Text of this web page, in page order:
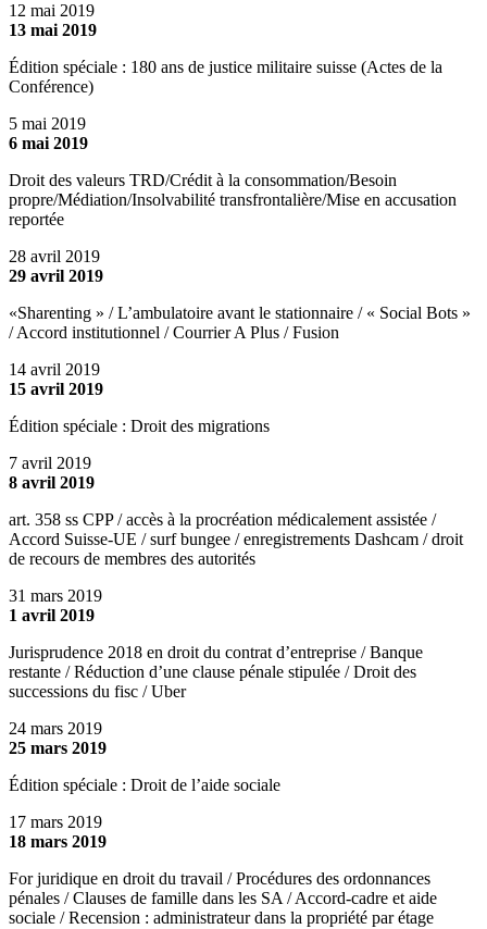
12 mai 2019
13 mai 2019
Édition spéciale : 180 ans de justice militaire suisse (Actes de la
Conférence)
5 mai 2019
6 mai 2019
Droit des valeurs TRD/Crédit à la consommation/Besoin
propre/Médiation/Insolvabilité transfrontalière/Mise en accusation
reportée
28 avril 2019
29 avril 2019
«Sharenting » / L’ambulatoire avant le stationnaire / « Social Bots »
/ Accord institutionnel / Courrier A Plus / Fusion
14 avril 2019
15 avril 2019
Édition spéciale : Droit des migrations
7 avril 2019
8 avril 2019
art. 358 ss CPP / accès à la procréation médicalement assistée /
Accord Suisse-UE / surf bungee / enregistrements Dashcam / droit
de recours de membres des autorités
31 mars 2019
1 avril 2019
Jurisprudence 2018 en droit du contrat d’entreprise / Banque
restante / Réduction d’une clause pénale stipulée / Droit des
successions du fisc / Uber
24 mars 2019
25 mars 2019
Édition spéciale : Droit de l’aide sociale
17 mars 2019
18 mars 2019
For juridique en droit du travail / Procédures des ordonnances
pénales / Clauses de famille dans les SA / Accord-cadre et aide
sociale / Recension : administrateur dans la propriété par étage